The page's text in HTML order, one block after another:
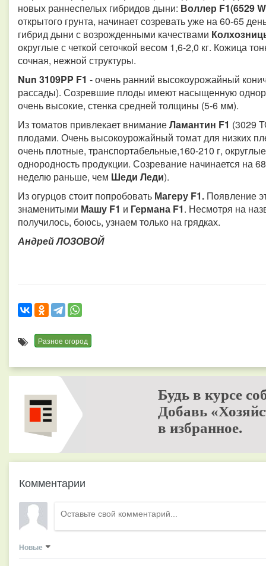
новых раннеспелых гибридов дыни: Воллер F1(6529
открытого грунта, начинает созревать уже на 60-65
гибрид дыни с возрожденными качествами
округлые с четкой сеточкой весом 1,6-2,0 кг. Кожица
сочная, нежной структуры.
Nun 3109PP F1 - очень ранний высокоурожайный
рассады). Созревшие плоды имеют насыщенную
очень высокие, стенка средней толщины (5-6 мм).
Из томатов привлекает вниманиеЛамантин F1 (3029
плодами. Очень высокоурожайный томат для низких
очень плотные, транспортабельные,160-210 г,
однородность продукции. Созревание начинается на
неделю раньше, чем Шеди Леди).
Из огурцов стоит попробовать Магеру F1. Появление
знаменитыми Машу F1 и Германа F1. Несмотря на
получилось, боюсь, узнаем только на грядках.
Андрей ЛОЗОВОЙ
Разное огород
Будь в курсе
Добавь
в избранное.
Комментарии
Новые